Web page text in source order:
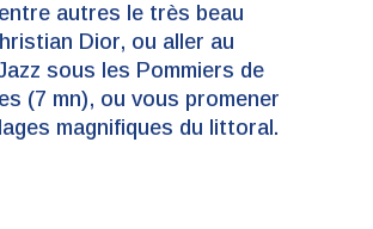
autres le très beau
Dior, ou aller au
sous les Pommiers de
(7 mn), ou vous promener
magnifiques du littoral.